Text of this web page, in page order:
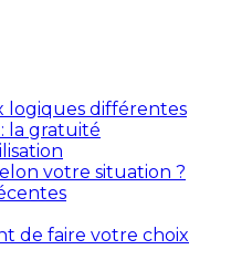
logiques différentes
la gratuité
votre situation ?
de faire votre choix